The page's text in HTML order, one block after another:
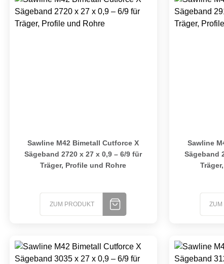
Sawline M42 Bimetall Cutforce X
Sägeband 2720 x 27 x 0,9 – 6/9 für
Träger, Profile und Rohre
ZUM PRODUKT
Sawline
Sägeband